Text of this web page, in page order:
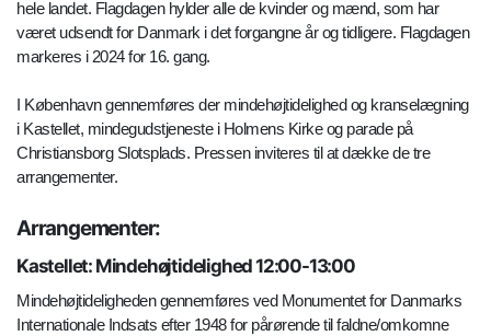
hele landet. Flagdagen hylder alle de kvinder og mænd, som har
været udsendt for Danmark i det forgangne år og tidligere. Flagdagen
markeres i 2024 for 16. gang.
I København gennemføres der mindehøjtidelighed og kranselægning
i Kastellet, mindegudstjeneste i Holmens Kirke og parade på
Christiansborg Slotsplads. Pressen inviteres til at dække de tre
arrangementer.
Arrangementer:
Kastellet: Mindehøjtidelighed 12:00-13:00
Mindehøjtideligheden gennemføres ved Monumentet for Danmarks
Internationale Indsats efter 1948 for pårørende til faldne/omkomne